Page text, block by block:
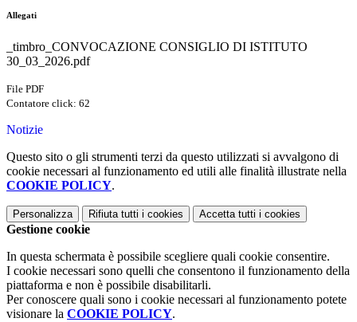
Allegati
_timbro_CONVOCAZIONE CONSIGLIO DI ISTITUTO
30_03_2026.pdf
File PDF
Contatore click: 62
Notizie
Questo sito o gli strumenti terzi da questo utilizzati si avvalgono di
cookie necessari al funzionamento ed utili alle finalità illustrate nella
COOKIE POLICY.
Personalizza Rifiuta tutti i cookies Accetta tutti i cookies
Gestione cookie
In questa schermata è possibile scegliere quali cookie consentire.
I cookie necessari sono quelli che consentono il funzionamento della
piattaforma e non è possibile disabilitarli.
Per conoscere quali sono i cookie necessari al funzionamento potete
visionare la COOKIE POLICY.